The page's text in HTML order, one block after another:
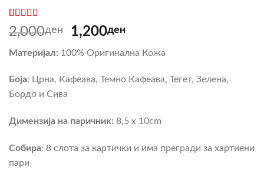
Оценето
4.62од 5
на оценки
13
2,000ден
Original
was:
2,000ден.
1,200денCurrent
is:
1,200ден.
Материјал: 100% Оригинална Кожа
Боја: Црна, Кафеава, Темно Кафеава, Тегет, Зелена,
Бордо и Сива
Димензија на паричник: 8,5 x 10cm
Собира: 8 слота за картички и има прегради за хартиени
пари